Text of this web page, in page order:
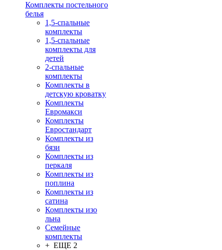
Комплекты постельного
белья
1,5-спальные
комплекты
1,5-спальные
комплекты для
детей
2-спальные
комплекты
Комплекты в
детскую кроватку
Комплекты
Евромакси
Комплекты
Евростандарт
Комплекты из
бязи
Комплекты из
перкаля
Комплекты из
поплина
Комплекты из
сатина
Комплекты изо
льна
Семейные
комплекты
+ ЕЩЕ 2